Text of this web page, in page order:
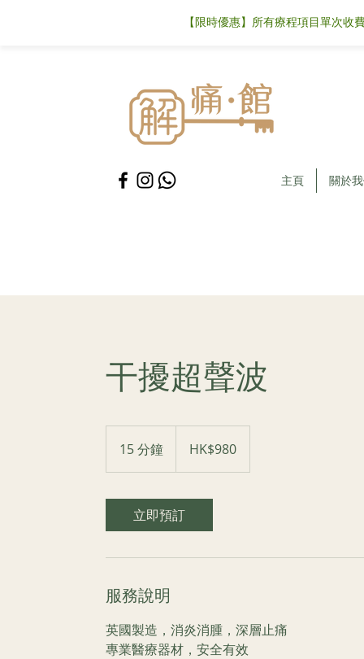
【限時優惠】所有療程項目單次
主頁 關於
干擾超聲波
15 分鐘
5
鐘
HK$980
立即預訂
服務說明
英國製造，消炎消腫，深層止痛
專業醫療器材，安全有效